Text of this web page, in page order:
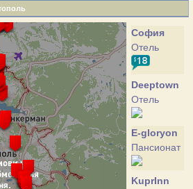
София
Отель
Deeptown
Отель
E-gloryon
Пансионат
KuprInn